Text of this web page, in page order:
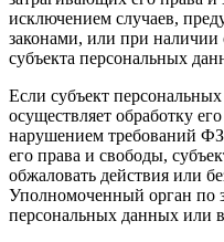
исключением случаев,
законами, или при наличии
субъекта персональных
Если субъект
осуществляет обработку
нарушением требований
его права и свободы,
обжаловать действия или
Уполномоченный орган по
персональных данных или